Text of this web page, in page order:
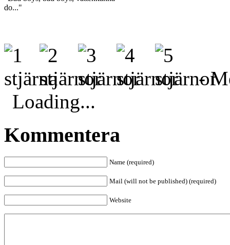
do..."
-
Loading...
Kommentera
Name (required)
Mail (will not be published) (required)
Website